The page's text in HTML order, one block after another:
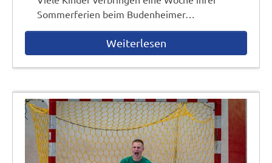
Sommerferien beim Budenheimer…
Weiterlesen